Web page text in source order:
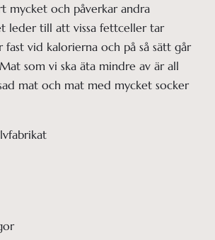
mycket och påverkar andra
leder till att vissa fettceller tar
vid kalorierna och på så sätt går
som vi ska äta mindre av är all
mat och mat med mycket socker